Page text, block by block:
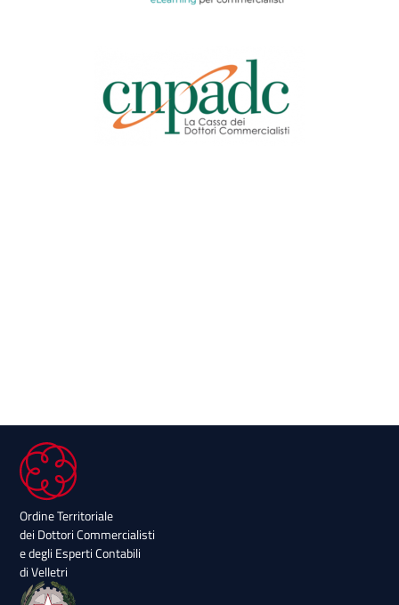
Ordine Territoriale
dei Dottori Commercialisti
e degli Esperti Contabili
di Velletri